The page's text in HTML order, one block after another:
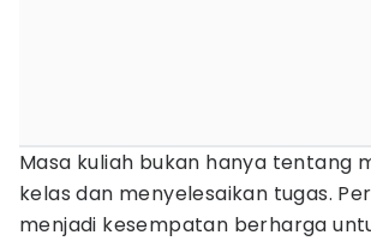
Masa kuliah bukan hanya tentang
kelas dan menyelesaikan tugas.
menjadi kesempatan berharga